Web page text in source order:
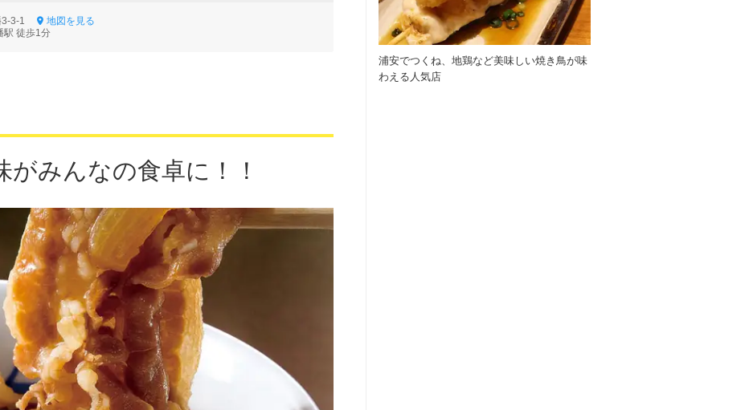
3-3-1
地図を見る
駅 徒歩1分
がみんなの食卓に！！
浦安でつくね、地鶏など美味しい焼き鳥が味
わえる人気店